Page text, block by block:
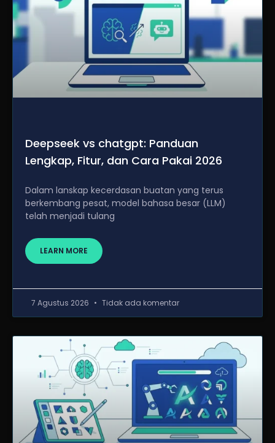
Deepseek vs chatgpt: Panduan
Lengkap, Fitur, dan Cara Pakai 2026
Dalam lanskap kecerdasan buatan yang terus
berkembang pesat, model bahasa besar (LLM)
telah menjadi tulang
LEARN MORE
7 Agustus 2026 Tidak ada komentar